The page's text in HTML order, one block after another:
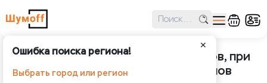
✕
Ошибка поиска региона!
Выбрать город или регион
Полоски для декорирования стыков, при
установке многослойных материалов